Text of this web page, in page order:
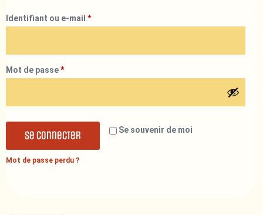
Identifiant ou e-mail *
Mot de passe*
Se souvenir de moi
Se connecter
Mot de passe perdu ?